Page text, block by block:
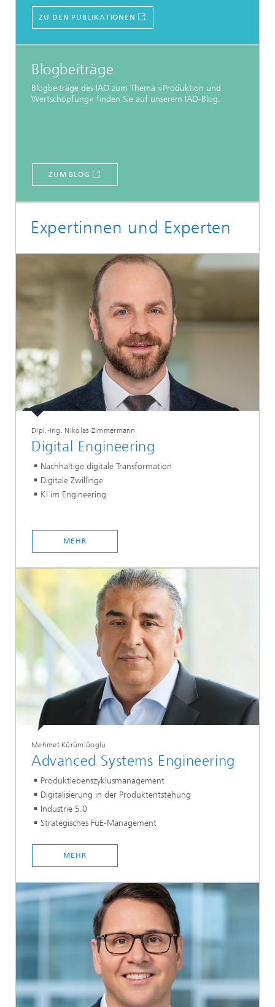
ZU DEN PUBLIKATIONEN
Blogbeiträge
Blogbeiträge des IAO zum Thema »Produktion und
Wertschöpfung« finden Sie auf unserem IAO-Blog.
ZUM BLOG
Expertinnen und Experten
Dipl.-Ing. Nikolas Zimmermann
Digital Engineering
Nachhaltige digitale Transformation
Digitale Zwillinge
KI im Engineering
MEHR
Mehmet Kürümlüoglu
Advanced Systems Engineering
Produktlebenszyklusmanagement
Digitalisierung in der Produktentstehung
Industrie 5.0
Strategisches FuE-Management
MEHR